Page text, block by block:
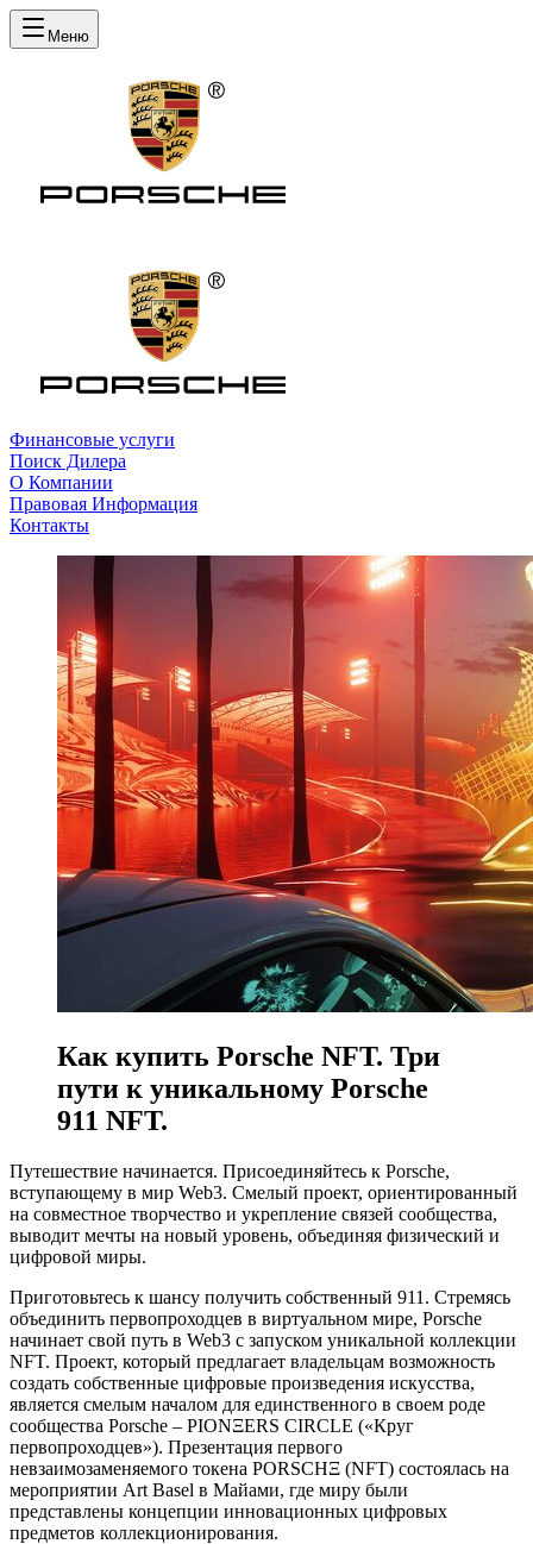
Меню
Финансовые услуги
Поиск Дилера
О Компании
Правовая Информация
Контакты
Как купить Porsche NFT. Три
пути к уникальному Porsche
911 NFT.
Путешествие начинается. Присоединяйтесь к Porsche,
вступающему в мир Web3. Смелый проект, ориентированный
на совместное творчество и укрепление связей сообщества,
выводит мечты на новый уровень, объединяя физический и
цифровой миры.
Приготовьтесь к шансу получить собственный 911. Стремясь
объединить первопроходцев в виртуальном мире, Porsche
начинает свой путь в Web3 с запуском уникальной коллекции
NFT. Проект, который предлагает владельцам возможность
создать собственные цифровые произведения искусства,
является смелым началом для единственного в своем роде
сообщества Porsche – PIONΞERS CIRCLE («Круг
первопроходцев»). Презентация первого
невзаимозаменяемого токена PORSCHΞ (NFT) состоялась на
мероприятии Art Basel в Майами, где миру были
представлены концепции инновационных цифровых
предметов коллекционирования.